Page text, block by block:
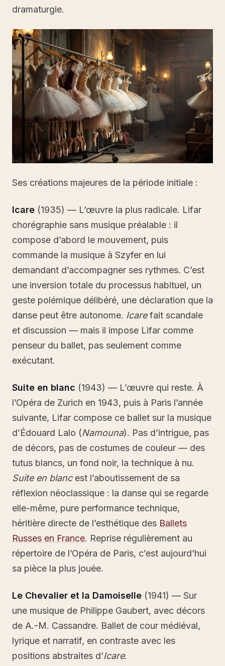
dramaturgie.
Ses créations majeures de la période initiale :
Icare (1935) — L’œuvre la plus radicale. Lifar
chorégraphie sans musique préalable : il
compose d’abord le mouvement, puis
commande la musique à Szyfer en lui
demandant d’accompagner ses rythmes. C’est
une inversion totale du processus habituel, un
geste polémique délibéré, une déclaration que la
danse peut être autonome. Icarefait scandale
et discussion — mais il impose Lifar comme
penseur du ballet, pas seulement comme
exécutant.
Suite en blanc (1943) — L’œuvre qui reste. À
l’Opéra de Zurich en 1943, puis à Paris l’année
suivante, Lifar compose ce ballet sur la musique
d’Édouard Lalo (Namouna). Pas d’intrigue, pas
de décors, pas de costumes de couleur — des
tutus blancs, un fond noir, la technique à nu.
Suite en blancest l’aboutissement de sa
réflexion néoclassique : la danse qui se regarde
elle-même, pure performance technique,
héritière directe de l’esthétique des Ballets
Russes en France. Reprise régulièrement au
répertoire de l’Opéra de Paris, c’est aujourd’hui
sa pièce la plus jouée.
Le Chevalier et la Damoiselle (1941) — Sur
une musique de Philippe Gaubert, avec décors
de A.-M. Cassandre. Ballet de cour médiéval,
lyrique et narratif, en contraste avec les
positions abstrai­tes d’Icare.